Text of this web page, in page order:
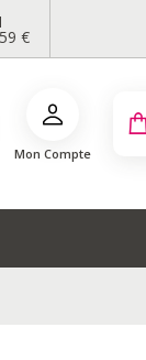
€
Mon Compte